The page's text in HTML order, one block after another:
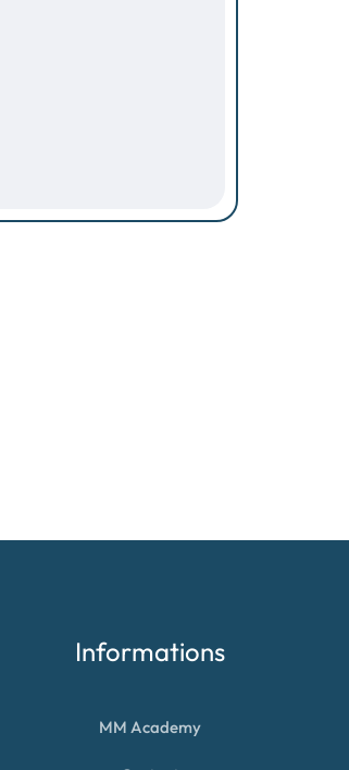
Informations
MM Academy